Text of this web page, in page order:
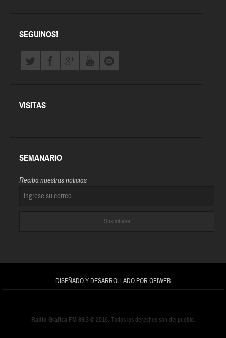
SEGUINOS!
VISITAS
SEMANARIO
Reciba nuestras noticias
DISEÑADO Y DESARROLLADO POR OFIWEB
Radio Grafica FM 89.3© 2016. Todos los derechos son del pueblo.